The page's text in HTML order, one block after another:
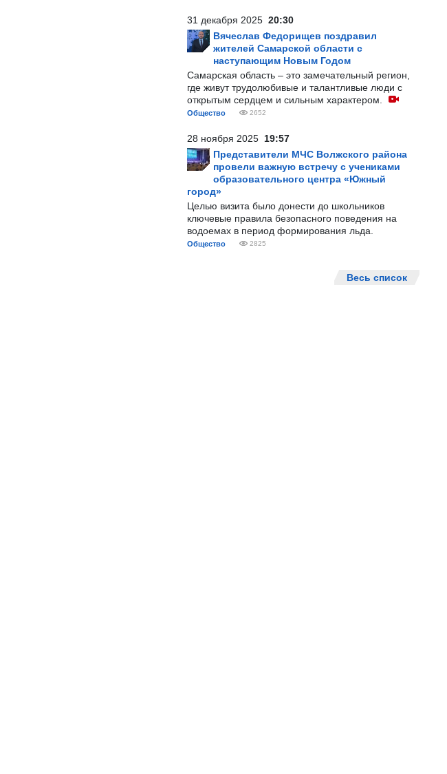
31 декабря 2025 20:30
Вячеслав Федорищев поздравил
жителей Самарской области с
наступающим Новым Годом
Самарская область – это замечательный регион,
где живут трудолюбивые и талантливые люди с
открытым сердцем и сильным характером.
Общество 2652
28 ноября 2025 19:57
Представители МЧС Волжского района
провели важную встречу с учениками
образовательного центра «Южный
город»
Целью визита было донести до школьников
ключевые правила безопасного поведения на
водоемах в период формирования льда.
Общество 2825
Весь список